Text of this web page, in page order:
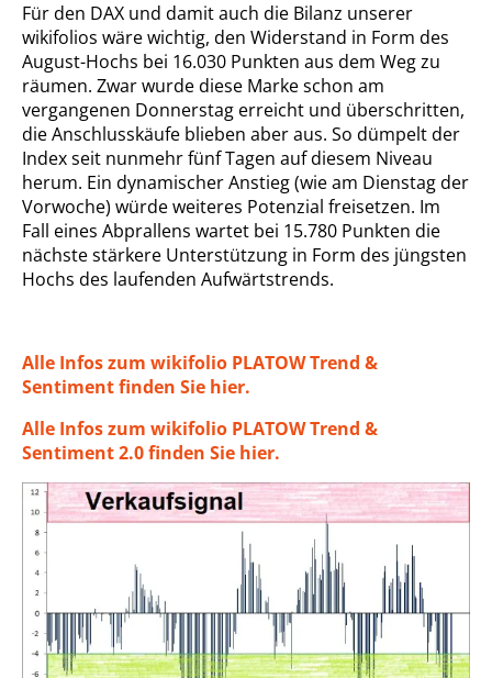
Für den DAX und damit auch die Bilanz unserer
wikifolios wäre wichtig, den Widerstand in Form des
August-Hochs bei 16.030 Punkten aus dem Weg zu
räumen. Zwar wurde diese Marke schon am
vergangenen Donnerstag erreicht und überschritten,
die Anschlusskäufe blieben aber aus. So dümpelt der
Index seit nunmehr fünf Tagen auf diesem Niveau
herum. Ein dynamischer Anstieg (wie am Dienstag der
Vorwoche) würde weiteres Potenzial freisetzen. Im
Fall eines Abprallens wartet bei 15.780 Punkten die
nächste stärkere Unterstützung in Form des jüngsten
Hochs des laufenden Aufwärtstrends.
Alle Infos zum wikifolio PLATOW Trend &
Sentiment finden Sie hier.
Alle Infos zum wikifolio PLATOW Trend &
Sentiment 2.0 finden Sie hier.